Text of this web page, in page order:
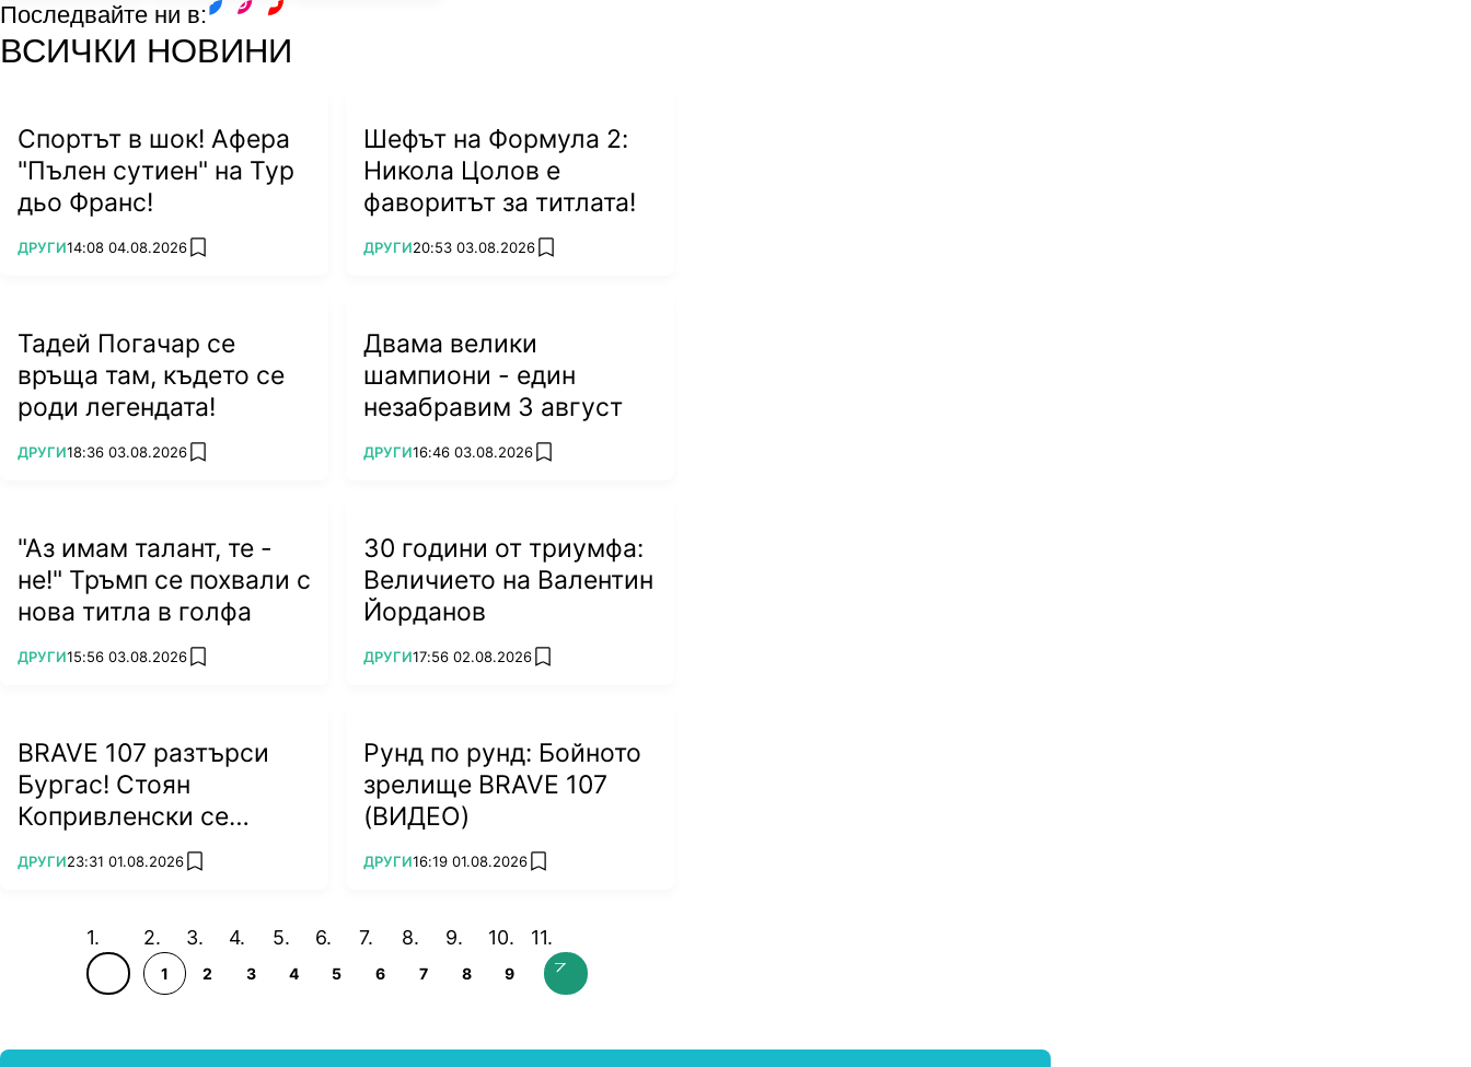
Последвайте ни в:
ВСИЧКИ НОВИНИ
Спортът в шок! Афера
"Пълен сутиен" на Тур
дьо Франс!
ПОВЕЧЕ ОТ
ДРУГИ14:08 04.08.2026 add favorites
Шефът на Формула 2:
Никола Цолов е
фаворитът за титлата!
ПОВЕЧЕ ОТ
ДРУГИ20:53 03.08.2026 add favorites
Тадей Погачар се
връща там, където се
роди легендата!
ПОВЕЧЕ ОТ
ДРУГИ18:36 03.08.2026 add favorites
Двама велики
шампиони - един
незабравим 3 август
ПОВЕЧЕ ОТ
ДРУГИ16:46 03.08.2026 add favorites
"Аз имам талант, те -
не!" Тръмп се похвали с
нова титла в голфа
ПОВЕЧЕ ОТ
ДРУГИ15:56 03.08.2026 add favorites
30 години от триумфа:
Величието на Валентин
Йорданов
ПОВЕЧЕ ОТ
ДРУГИ17:56 02.08.2026 add favorites
BRAVE 107 разтърси
Бургас! Стоян
Копривленски се
завърна с победа!
(ВИДЕО)
ПОВЕЧЕ ОТ
ДРУГИ23:31 01.08.2026 add favorites
Рунд по рунд: Бойното
зрелище BRAVE 107
(ВИДЕО)
ПОВЕЧЕ ОТ
ДРУГИ16:19 01.08.2026 add favorites
1 2 3 4 5 6 7 8 9